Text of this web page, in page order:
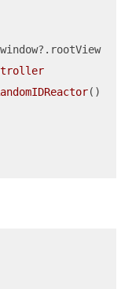
? .rootView
()